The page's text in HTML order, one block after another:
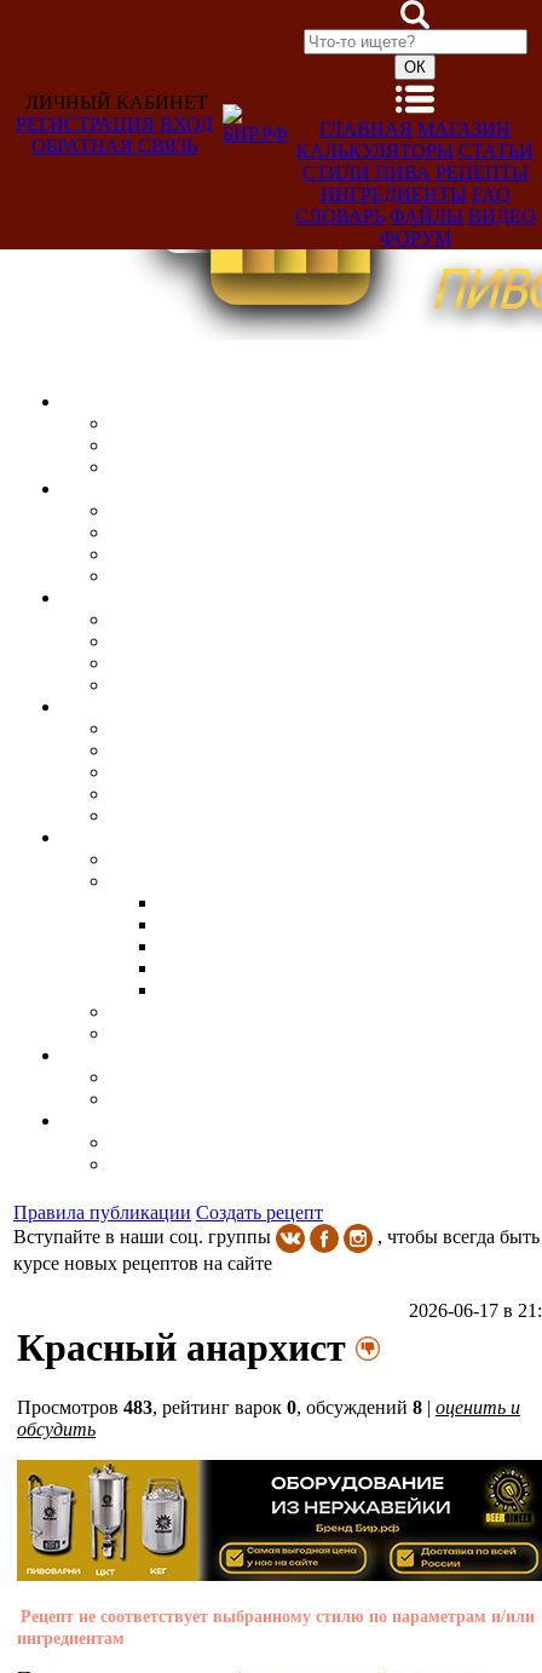
Добро
ЛИЧНЫЙ КАБИНЕТ
РЕГИСТРАЦИЯ ВХОД
ОБРАТНАЯ СВЯЗЬ
ГЛАВНАЯ МАГАЗИН
КАЛЬКУЛЯТОРЫ СТАТЬИ
СТИЛИ ПИВА РЕЦЕПТЫ
ИНГРЕДИЕНТЫ FAQ
СЛОВАРЬ ФАЙЛЫ ВИДЕО
ФОРУМ
Правила публикации Создать рецепт
Вступайте в наши соц. группы
, чтобы всегда
курсе новых рецептов на сайте
2026-06-17 в
Красный анархист
Просмотров 483, рейтинг варок 0, обсуждений 8 | оценить и
обсудить
Рецепт не соответствует выбранному стилю по параметрам и/или
ингредиентам